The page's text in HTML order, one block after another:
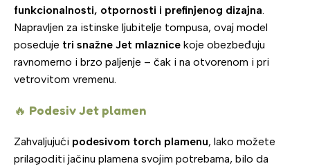
funkcionalnosti, otpornosti i prefinjenog dizajna
Napravljen za istinske ljubitelje tompusa, ovaj model
poseduje tri snažne Jet mlaznice koje obezbeđuju
ravnomerno i brzo paljenje – čak i na otvorenom i pri
vetrovitom vremenu.
🔥 Podesiv Jet plamen
Zahvaljujući podesivom torch plamenu, lako možete
prilagoditi jačinu plamena svojim potrebama, bilo da